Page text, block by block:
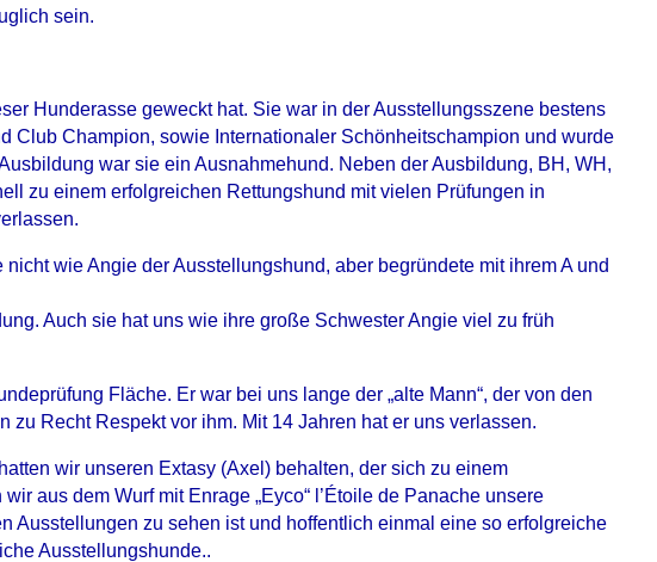
sein.
Hunderasse geweckt hat. Sie war in der Ausstellungsszene bestens
Club Champion, sowie Internationaler Schönheitschampion und wurde
war sie ein Ausnahmehund. Neben der Ausbildung, BH, WH,
zu einem erfolgreichen Rettungshund mit vielen Prüfungen in
wie Angie der Ausstellungshund, aber begründete mit ihrem A und
Auch sie hat uns wie ihre große Schwester Angie viel zu früh
Fläche. Er war bei uns lange der „alte Mann“, der von den
Recht Respekt vor ihm. Mit 14 Jahren hat er uns verlassen.
wir unseren Extasy (Axel) behalten, der sich zu einem
aus dem Wurf mit Enrage „Eyco“ l’Étoile de Panache unsere
Ausstellungen zu sehen ist und hoffentlich einmal eine so erfolgreiche
Ausstellungshunde..